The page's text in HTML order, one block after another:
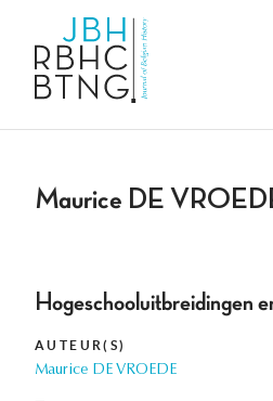
Maurice DE
Hogeschooluitbreidingen
AUTEUR(S)
Maurice DE VROEDE